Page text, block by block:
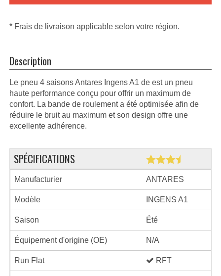
* Frais de livraison applicable selon votre région.
Description
Le pneu 4 saisons Antares Ingens A1 de est un pneu
haute performance conçu pour offrir un maximum de
confort. La bande de roulement a été optimisée afin de
réduire le bruit au maximum et son design offre une
excellente adhérence.
SPÉCIFICATIONS
Manufacturier ANTARES
Modèle INGENS A1
Saison Été
Équipement d'origine (OE) N/A
Run Flat RFT